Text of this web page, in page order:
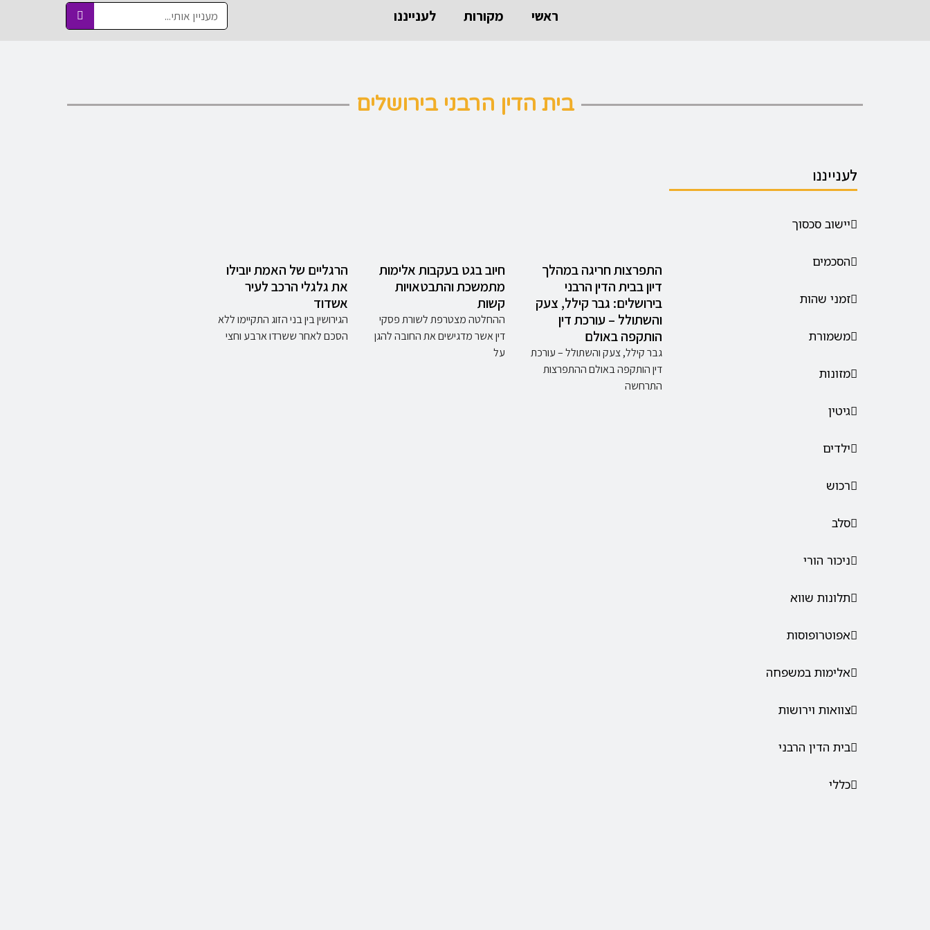
ראשי מקורות לענייננו
בית הדין הרבני בירושלים
לענייננו
יישוב סכסוך
הסכמים
זמני שהות
משמורת
מזונות
גיטין
ילדים
רכוש
סלב
ניכור הורי
תלונות שווא
אפוטרופוסות
אלימות במשפחה
צוואות וירושות
בית הדין הרבני
כללי
התפרצות חריגה במהלך
דיון בבית הדין הרבני
בירושלים: גבר קילל, צעק
והשתולל – עורכת דין
הותקפה באולם
גבר קילל, צעק והשתולל – עורכת
דין הותקפה באולם ההתפרצות
התרחשה
חיוב בגט בעקבות אלימות
מתמשכת והתבטאויות
קשות
ההחלטה מצטרפת לשורת פסקי
דין אשר מדגישים את החובה להגן
על
הרגליים של האמת יובילו
את גלגלי הרכב לעיר
אשדוד
הגירושין בין בני הזוג התקיימו ללא
הסכם לאחר ששרדו ארבע וחצי